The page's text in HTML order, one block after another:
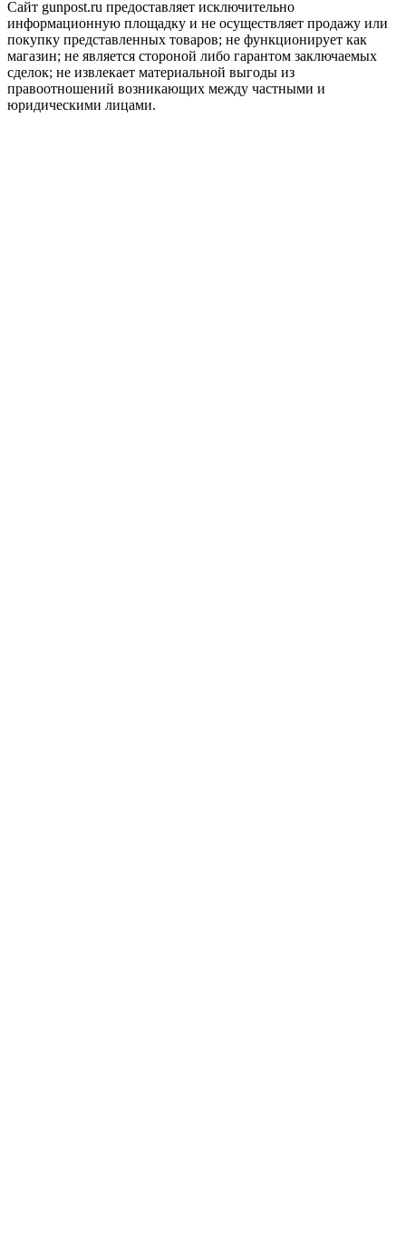
Сайт gunpost.ru предоставляет исключительно
информационную площадку и не осуществляет продажу или
покупку представленных товаров; не функционирует как
магазин; не является стороной либо гарантом заключаемых
сделок; не извлекает материальной выгоды из
правоотношений возникающих между частными и
юридическими лицами.